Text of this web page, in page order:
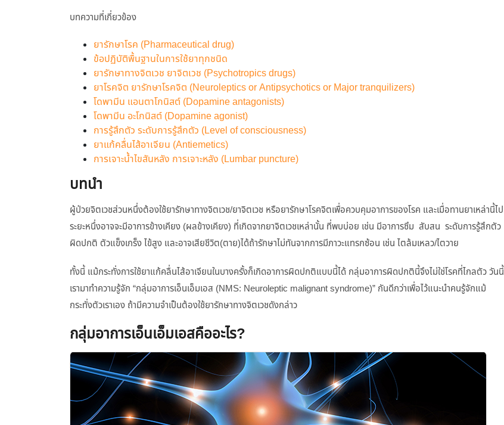
บทความที่เกี่ยวข้อง
ยารักษาโรค (Pharmaceutical drug)
ข้อปฏิบัติพื้นฐานในการใช้ยาทุกชนิด
ยารักษาทางจิตเวช ยาจิตเวช (Psychotropics drugs)
ยาโรคจิต ยารักษาโรคจิต (Neuroleptics or Antipsychotics or Major tranquilizers)
โดพามีน แอนตาโกนิสต์ (Dopamine antagonists)
โดพามีน อะโกนิสต์ (Dopamine agonist)
การรู้สึกตัว ระดับการรู้สึกตัว (Level of consciousness)
ยาแก้คลื่นไส้อาเจียน (Antiemetics)
การเจาะน้ำไขสันหลัง การเจาะหลัง (Lumbar puncture)
บทนำ
ผู้ป่วยจิตเวชส่วนหนึ่งต้องใช้ยารักษาทางจิตเวช/ยาจิตเวช หรือยารักษาโรคจิตเพื่อควบคุมอาการของโรค และเมื่อทานยาเหล่านี้ไป
ระยะหนึ่งอาจจะมีอาการข้างเคียง (ผลข้างเคียง) ที่เกิดจากยาจิตเวชเหล่านั้น ที่พบบ่อย เช่น มีอาการซึม สับสน ระดับการรู้สึกตัว
ผิดปกติ ตัวแข็งเกร็ง ไข้สูง และอาจเสียชีวิต(ตาย)ได้ถ้ารักษาไม่ทันจากการมีภาวะแทรกซ้อน เช่น ไตล้มเหลว/ไตวาย
ทั้งนี้ แม้กระทั่งการใช้ยาแก้คลื่นไส้อาเจียนในบางครั้งก็เกิดอาการผิดปกติแบบนี้ได้ กลุ่มอาการผิดปกตินี้จึงไม่ใช่โรคที่ไกลตัว วันนี้
เรามาทำความรู้จัก “กลุ่มอาการเอ็นเอ็มเอส (NMS: Neuroleptic malignant syndrome)” กันดีกว่าเพื่อไว้แนะนำคนรู้จักแม้
กระทั่งตัวเราเอง ถ้ามีความจำเป็นต้องใช้ยารักษาทางจิตเวชดังกล่าว
กลุ่มอาการเอ็นเอ็มเอสคืออะไร?